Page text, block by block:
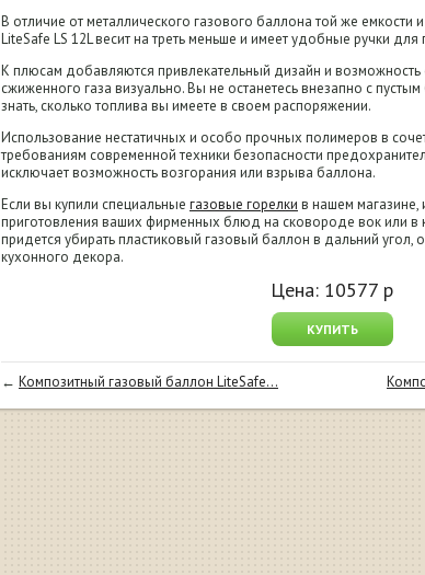
В отличие от металлического газового баллона той же емкости
LiteSafe LS 12L весит на треть меньше и имеет удобные ручки для
К плюсам добавляются привлекательный дизайн и возможность
сжиженного газа визуально. Вы не останетесь внезапно с
знать, сколько топлива вы имеете в своем распоряжении.
Использование нестатичных и особо прочных полимеров в
требованиям современной техники безопасности
исключает возможность возгорания или взрыва баллона.
Если вы купили специальные газовые горелки в нашем магазине,
приготовления ваших фирменных блюд на сковороде вок или в
придется убирать пластиковый газовый баллон в дальний угол,
кухонного декора.
Цена: 10577 р
КУПИТЬ
← Композитный газовый баллон LiteSafe...